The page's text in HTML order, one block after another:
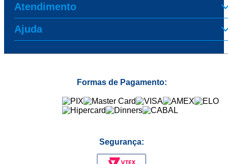
Atendimento
Ajuda
Formas de Pagamento:
Segurança: